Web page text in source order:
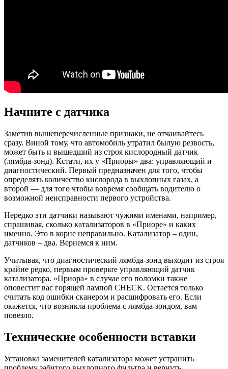
Начните с датчика
Заметив вышеперечисленные признаки, не отчаивайтесь
сразу. Виной тому, что автомобиль утратил былую резвость,
может быть и вышедший из строя кислородный датчик
(лямбда-зонд). Кстати, их у «Приоры» два: управляющий и
диагностический. Первый предназначен для того, чтобы
определять количество кислорода в выхлопных газах, а
второй — для того чтобы вовремя сообщать водителю о
возможной неисправности первого устройства.
Нередко эти датчики называют чужими именами, например,
спрашивая, сколько катализаторов в «Приоре» и каких
именно. Это в корне неправильно. Катализатор – один,
датчиков – два. Вернемся к ним.
Учитывая, что диагностический лямбда-зонд выходит из строя
крайне редко, первым проверьте управляющий датчик
катализатора. «Приора» в случае его поломки также
оповестит вас горящей лампой CHECK. Остается только
считать код ошибки сканером и расшифровать его. Если
окажется, что возникла проблема с лямбда-зондом, вам
повезло.
Технические особенности вставки
Установка заменителей катализатора может устранить